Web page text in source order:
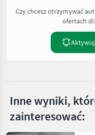
Czy chcesz otrzymywać
ofertach
Inne wyniki,
zainteresować: